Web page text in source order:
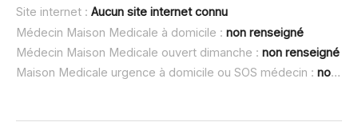
Site internet : Aucun site internet connu
Médecin Maison Medicale à domicile : non renseigné
Médecin Maison Medicale ouvert dimanche : non renseigné
Maison Medicale urgence à domicile ou SOS médecin : non renseigné